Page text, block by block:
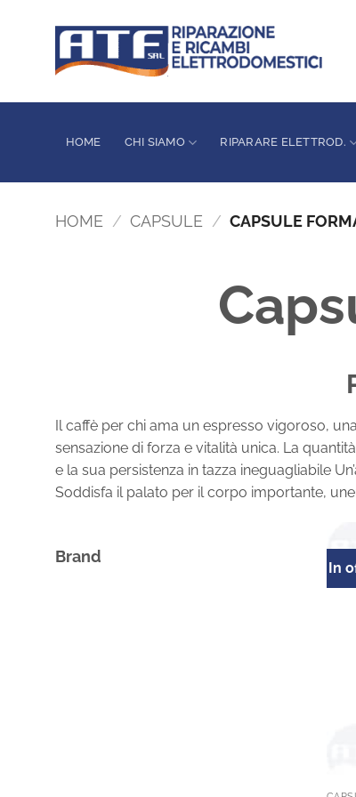
contenuti
HOME CHI SIAMO RIPARARE ELETTROD.
HOME / CAPSULE / CAPSULE
Il caffè per chi ama un espresso vigoroso,
sensazione di forza e vitalità unica. La
e la sua persistenza in tazza ineguagliabile
Soddisfa il palato per il corpo importante,
Brand
In